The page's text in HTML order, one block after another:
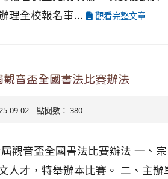
理全校報名事...
觀看完整文章
音盃全國書法比賽辦法
09-02 | 點閱數： 380
觀音盃全國書法比賽辦法 一、
人才，特舉辦本比賽。 二、主